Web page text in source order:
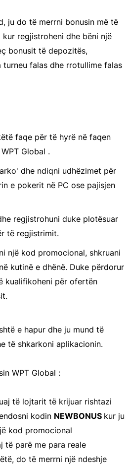
ju do të merrni bonusin më të
kur regjistroheni dhe bëni një
bonusit të depozitës,
falas dhe rrotullime falas
faqe për të hyrë në faqen
Global .
dhe ndiqni udhëzimet për
e pokerit në PC ose pajisjen
regjistrohuni duke plotësuar
të regjistrimit.
një kod promocional, shkruani
në kutinë e dhënë. Duke përdorur
kualifikoheni për ofertën
e hapur dhe ju mund të
të shkarkoni aplikacionin.
WPT Global :
të lojtarit të krijuar rishtazi
kodin NEWBONUS kur ju
kod promocional
të parë me para reale
do të merrni një ndeshje